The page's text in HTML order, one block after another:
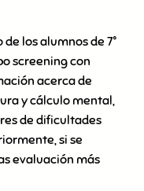
los alumnos de 7°
screening con
acerca de
y cálculo mental,
de dificultades
si se
evaluación más